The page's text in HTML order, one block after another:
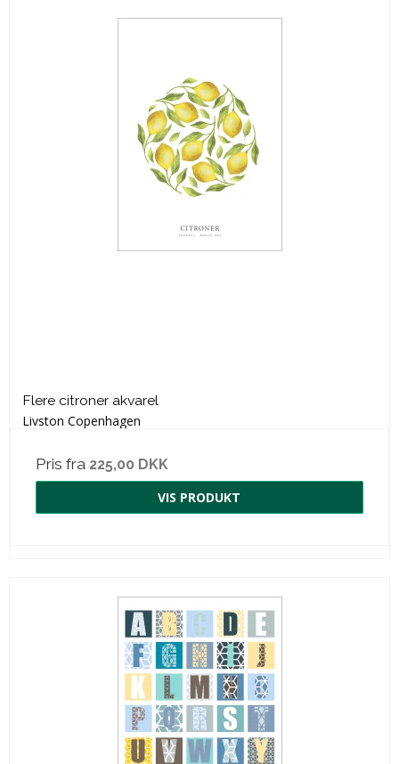
Flere citroner akvarel
Livston Copenhagen
Pris fra 225,00 DKK
VIS PRODUKT